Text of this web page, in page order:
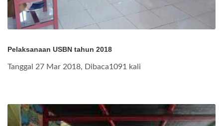
Pelaksanaan USBN tahun 2018
Tanggal 27 Mar 2018, Dibaca1091 kali